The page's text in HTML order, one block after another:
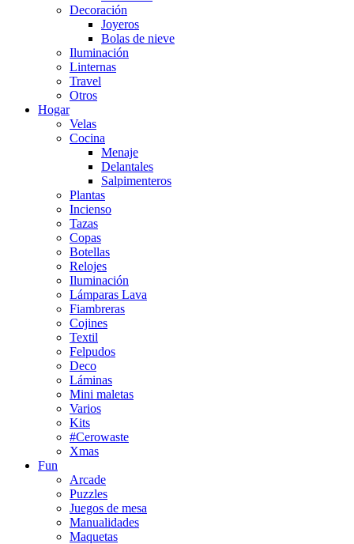
Decoración
Joyeros
Bolas de nieve
Iluminación
Linternas
Travel
Otros
Hogar
Velas
Cocina
Menaje
Delantales
Salpimenteros
Plantas
Incienso
Tazas
Copas
Botellas
Relojes
Iluminación
Lámparas Lava
Fiambreras
Cojines
Textil
Felpudos
Deco
Láminas
Mini maletas
Varios
Kits
#Cerowaste
Xmas
Fun
Arcade
Puzzles
Juegos de mesa
Manualidades
Maquetas